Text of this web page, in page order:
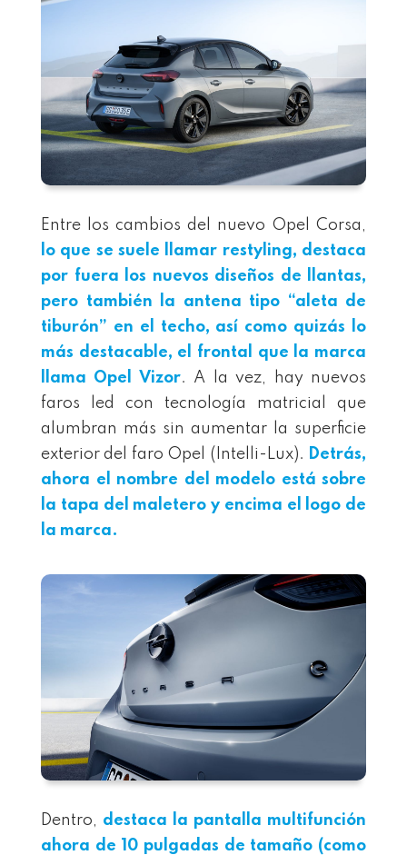
Entre los cambios del nuevo Opel Corsa,
lo que se suele llamar restyling, destaca
por fuera los nuevos diseños de llantas,
pero también la antena tipo “aleta de
tiburón” en el techo, así como quizás lo
más destacable, el frontal que la marca
llama Opel Vizor. A la vez, hay nuevos
faros led con tecnología matricial que
alumbran más sin aumentar la superficie
exterior del faro Opel (Intelli-Lux). Detrás,
ahora el nombre del modelo está sobre
la tapa del maletero y encima el logo de
la marca.
Dentro, destaca la pantalla multifunción
ahora de 10 pulgadas de tamaño (como